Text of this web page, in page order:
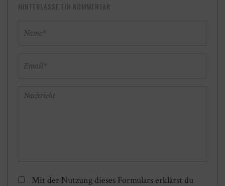
HINTERLASSE EIN KOMMENTAR
Mit der Nutzung dieses Formulars erklärst du